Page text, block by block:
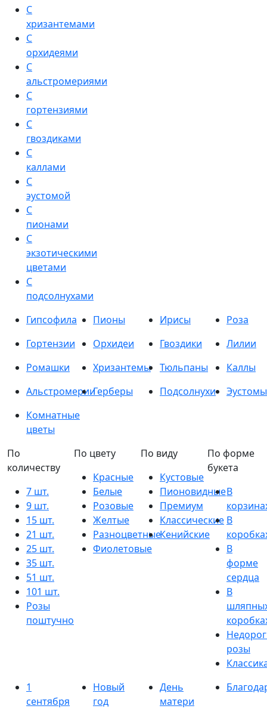
С
хризантемами
С
орхидеями
С
альстромериями
С
гортензиями
С
гвоздиками
С
каллами
С
эустомой
С
пионами
С
экзотическими
цветами
С
подсолнухами
Гипсофила
Пионы Ирисы
Роза
Гортензии
Орхидеи Гвоздики
Лилии
Ромашки
Хризантемы Тюльпаны
Каллы
АльстромерииГерберы Подсолнухи
Эустомы
Комнатные
цветы
По
количеству
7 шт.
9 шт.
15 шт.
21 шт.
25 шт.
35 шт.
51 шт.
101 шт.
Розы
поштучно
По цвету
Красные
Белые
Розовые
Желтые
Разноцветные
Фиолетовые
По виду
Кустовые
Пионовидные
Премиум
Классические
Кенийские
По форме
букета
В
В
В
форме
сердца
В
розы
1
сентября
Новый
год
День
матери